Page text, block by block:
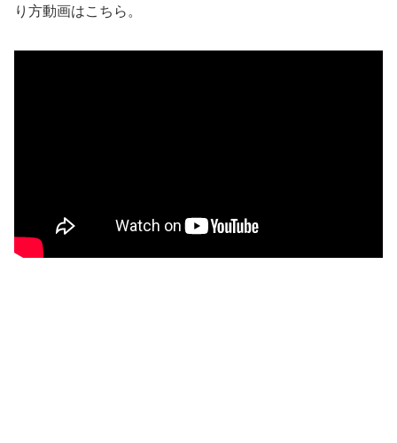
り方動画はこちら。